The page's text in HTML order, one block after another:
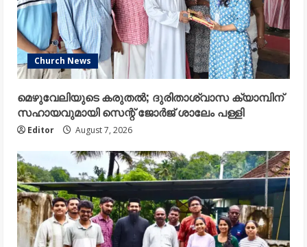
Church News
മെഴുവേലിയുടെ കരുതൽ; ദുരിതാശ്വാസ ക്യാമ്പിന്
സഹായവുമായി സെന്റ് ജോർജ് ശാലേം പള്ളി
Editor August 7, 2026